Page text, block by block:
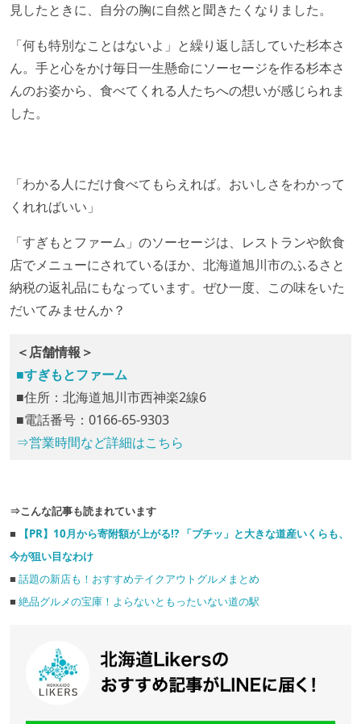
見したときに、自分の胸に自然と聞きたくなりました。
「何も特別なことはないよ」と繰り返し話していた杉本さ
ん。手と心をかけ毎日一生懸命にソーセージを作る杉本さ
んのお姿から、食べてくれる人たちへの想いが感じられま
した。
「わかる人にだけ食べてもらえれば。おいしさをわかって
くれればいい」
「すぎもとファーム」のソーセージは、レストランや飲食
店でメニューにされているほか、北海道旭川市のふるさと
納税の返礼品にもなっています。ぜひ一度、この味をいた
だいてみませんか？
＜店舗情報＞
■すぎもとファーム
■住所：北海道旭川市西神楽2線6
■電話番号：0166-65-9303
⇒営業時間など詳細はこちら
⇒こんな記事も読まれています
■
【PR】10月から寄附額が上がる!? 「プチッ」と大きな道産いくらも、
今が狙い目なわけ
■ 話題の新店も！おすすめテイクアウトグルメまとめ
■ 絶品グルメの宝庫！よらないともったいない道の駅